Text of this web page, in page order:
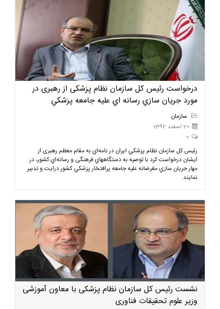
درخواست رئیس كل سازمان نظام پزشکی از رهبری در
مورد جريان سازي رسانه اي عليه جامعه پزشكي
سازمان
20 اسفند 1392
0
رئيس كل سازمان نظام پزشكي ایران در نامه‌اي به مقام معظم رهبری از
ايشان درخواست كرد با توصيه به دستگاههاي فرهنگی و رسانه‌اي كشور، در
مهار جريان‌ سازي مغرضانه عليه جامعه پرافتخار پزشكي كشور درايت و تدبير
نمايند.
نشست رئیس کل سازمان نظام پزشکی با معاون آموزشی
وزیر علوم تحقیقات فناوری